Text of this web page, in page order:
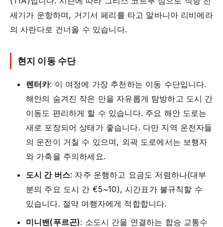
세기가 운항하며, 거기서 페리를 타고 알바니아 리비에라
의 사란다로 건너올 수 있습니다.
현지 이동 수단
렌터카: 이 여정에 가장 추천하는 이동 수단입니다.
해안의 숨겨진 작은 만을 자유롭게 탐방하고 도시 간
이동도 편리하게 할 수 있습니다. 주요 해안 도로는
새로 포장되어 상태가 좋습니다. 다만 지역 운전자들
의 운전이 거칠 수 있으며, 외곽 도로에서는 보행자
와 가축을 주의하세요.
도시 간 버스: 자주 운행하고 요금도 저렴하나(대부
분의 주요 도시 간 €5~10), 시간표가 불규칙할 수
있습니다. 절약 여행자에게 적합합니다.
미니밴(푸르곤): 소도시 간을 연결하는 합승 교통수